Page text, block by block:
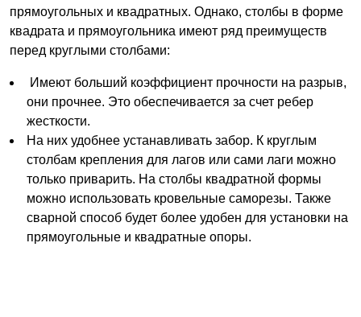
прямоугольных и квадратных. Однако, столбы в форме
квадрата и прямоугольника имеют ряд преимуществ
перед круглыми столбами:
Имеют больший коэффициент прочности на разрыв,
они прочнее. Это обеспечивается за счет ребер
жесткости.
На них удобнее устанавливать забор. К круглым
столбам крепления для лагов или сами лаги можно
только приварить. На столбы квадратной формы
можно использовать кровельные саморезы. Также
сварной способ будет более удобен для установки на
прямоугольные и квадратные опоры.